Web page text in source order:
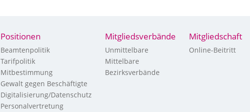
Positionen
Beamtenpolitik
Tarifpolitik
Mitbestimmung
Gewalt gegen Beschäftigte
Digitalisierung/Datenschutz
Personalvertretung
Mitgliedsverbände
Unmittelbare
Mittelbare
Bezirksverbände
Mitgliedschaft
Online-Beitritt